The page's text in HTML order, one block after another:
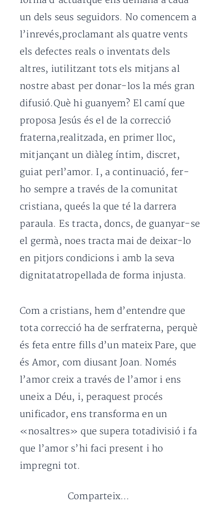
un dels seus seguidors. No comencem a
l’inrevés,proclamant als quatre vents
els defectes reals o inventats dels
altres, iutilitzant tots els mitjans al
nostre abast per donar-los la més gran
difusió.Què hi guanyem? El camí que
proposa Jesús és el de la correcció
fraterna,realitzada, en primer lloc,
mitjançant un diàleg íntim, discret,
guiat perl’amor. I, a continuació, fer-
ho sempre a través de la comunitat
cristiana, queés la que té la darrera
paraula. Es tracta, doncs, de guanyar-se
el germà, noes tracta mai de deixar-lo
en pitjors condicions i amb la seva
dignitatatropellada de forma injusta.
Com a cristians, hem d’entendre que
tota correcció ha de serfraterna, perquè
és feta entre fills d’un mateix Pare, que
és Amor, com diusant Joan. Només
l’amor creix a través de l’amor i ens
uneix a Déu, i, peraquest procés
unificador, ens transforma en un
«nosaltres» que supera totadivisió i fa
que l’amor s’hi faci present i ho
impregni tot.
Comparteix...